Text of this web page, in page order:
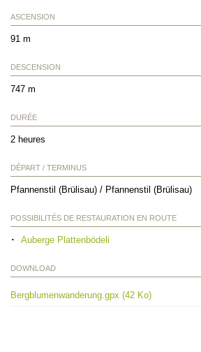
ASCENSION
91 m
DESCENSION
747 m
DURÉE
2 heures
DÉPART / TERMINUS
Pfannenstil (Brülisau) / Pfannenstil (Brülisau)
POSSIBILITÉS DE RESTAURATION EN ROUTE
Auberge Plattenbödeli
DOWNLOAD
Bergblumenwanderung.gpx (42 Ko)